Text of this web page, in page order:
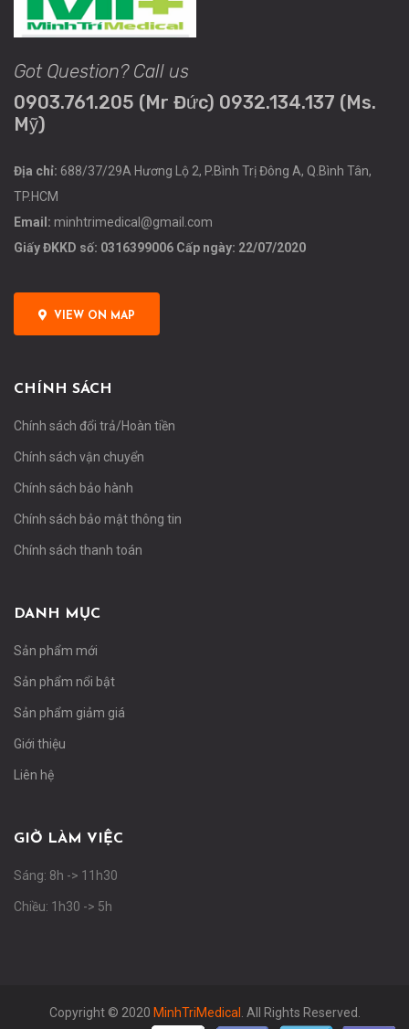
Got Question? Call us
0903.761.205 (Mr Đức) 0932.134.137 (Ms.
Mỹ)
Địa chỉ: 688/37/29A Hương Lộ 2, P.Bình Trị Đông A, Q.Bình Tân,
TP.HCM
Email: minhtrimedical@gmail.com
Giấy ĐKKD số: 0316399006 Cấp ngày: 22/07/2020
VIEW ON MAP
CHÍNH SÁCH
Chính sách đổi trả/Hoàn tiền
Chính sách vận chuyển
Chính sách bảo hành
Chính sách bảo mật thông tin
Chính sách thanh toán
DANH MỤC
Sản phẩm mới
Sản phẩm nổi bật
Sản phẩm giảm giá
Giới thiệu
Liên hệ
GIỜ LÀM VIỆC
Sáng: 8h -> 11h30
Chiều: 1h30 -> 5h
Copyright © 2020 MinhTriMedical . All Rights Reserved.